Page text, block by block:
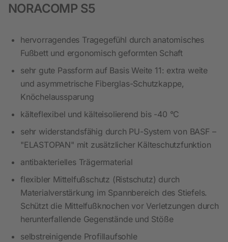
NORACOMP S5
hervorragendes Tragegefühl durch anatomisches
Fußbett und ergonomisch geformten Schaft
sehr gute Passform auf Basis Weite 11: extra weite
und asymmetrische Fiberglas-Schutzkappe,
Knöchelaussparung
kälteflexibel und kälteisolierend bis -40 °C
sehr widerstandsfähig durch PU-System von BASF –
"ELASTOPAN" mit zusätzlicher Kälteschutzfunktion
antibakterielles Trägermaterial
flexibler Mittelfußschutz (Ristschutz) durch
Materialverstärkung im Spannbereich des Stiefels.
Schützt die Mittelfußknochen vor Verletzungen durch
herunterfallende Gegenstände und Stöße
selbstreinigende Profillaufsohle